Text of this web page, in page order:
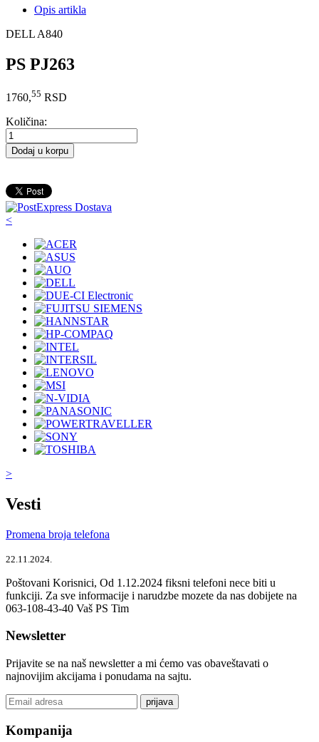
Opis artikla
DELL A840
PS PJ263
1760,55 RSD
Količina:
Dodaj u korpu
<
>
Vesti
Promena broja telefona
22.11.2024.
Poštovani Korisnici, Od 1.12.2024 fiksni telefoni nece biti u
funkciji. Za sve informacije i narudzbe mozete da nas dobijete na
063-108-43-40 Vaš PS Tim
Newsletter
Prijavite se na naš newsletter a mi ćemo vas obaveštavati o
najnovijim akcijama i ponudama na sajtu.
prijava
Kompanija